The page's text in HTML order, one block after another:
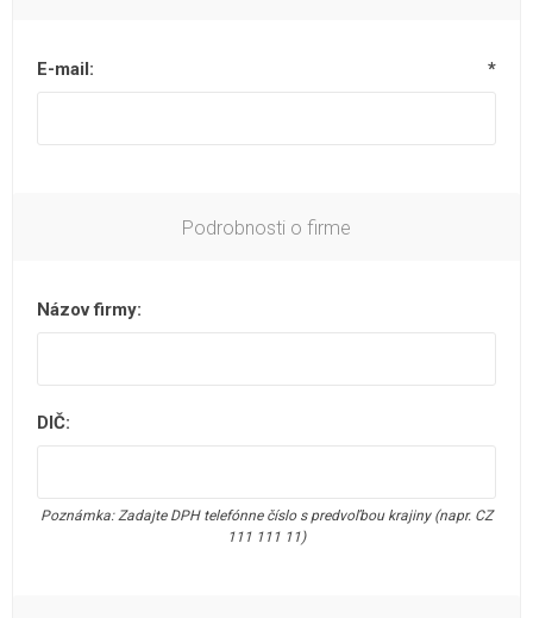
E-mail: *
Podrobnosti o firme
Názov firmy:
DIČ:
Poznámka: Zadajte DPH telefónne číslo s predvoľbou krajiny (napr. CZ
111 111 11)